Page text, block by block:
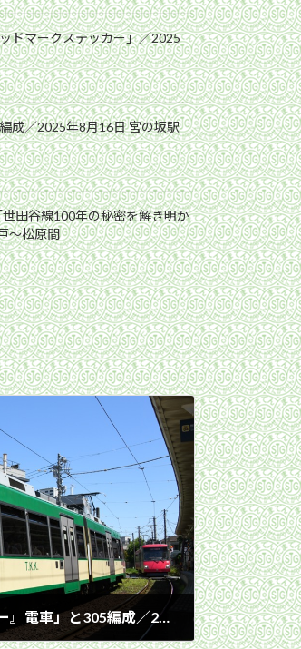
ドマークステッカー」／2025
成／2025年8月16日 宮の坂駅
田谷線100年の秘密を解き明か
〜松原間
松陰神社前駅で並ぶ301編成「『玉電カラー』電車」と305編成／2023年4月27日 松陰神社前駅